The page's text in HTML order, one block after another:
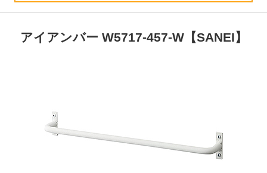
アイアンバー W5717-457-W【SANEI】